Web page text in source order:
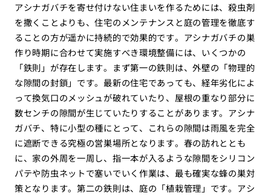
アシナガバチを寄せ付けない住まいを作るためには、殺虫剤
を撒くことよりも、住宅のメンテナンスと庭の管理を徹底す
ることの方が遥かに持続的で効果的です。アシナガバチの巣
作り時期に合わせて実施すべき環境整備には、いくつかの
「鉄則」が存在します。まず第一の鉄則は、外壁の「物理的
な隙間の封鎖」です。最新の住宅であっても、経年劣化によ
って換気口のメッシュが破れていたり、屋根の重なり部分に
数センチの隙間が生じていたりすることがあります。アシナ
ガバチ、特に小型の種にとって、これらの隙間は雨風を完全
に遮断できる究極の営巣場所となります。春の訪れととも
に、家の外周を一周し、指一本が入るような隙間をシリコン
パテや防虫ネットで塞いでいく作業は、最も確実な蜂の巣対
策となります。第二の鉄則は、庭の「植栽管理」です。アシ